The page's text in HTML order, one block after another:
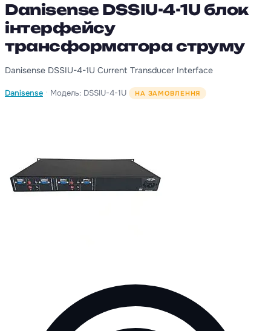
Danisense DSSIU-4-1U блок
інтерфейсу
трансформатора струму
Danisense DSSIU-4-1U Current Transducer Interface
Danisense · Модель: DSSIU-4-1U НА ЗАМОВЛЕННЯ